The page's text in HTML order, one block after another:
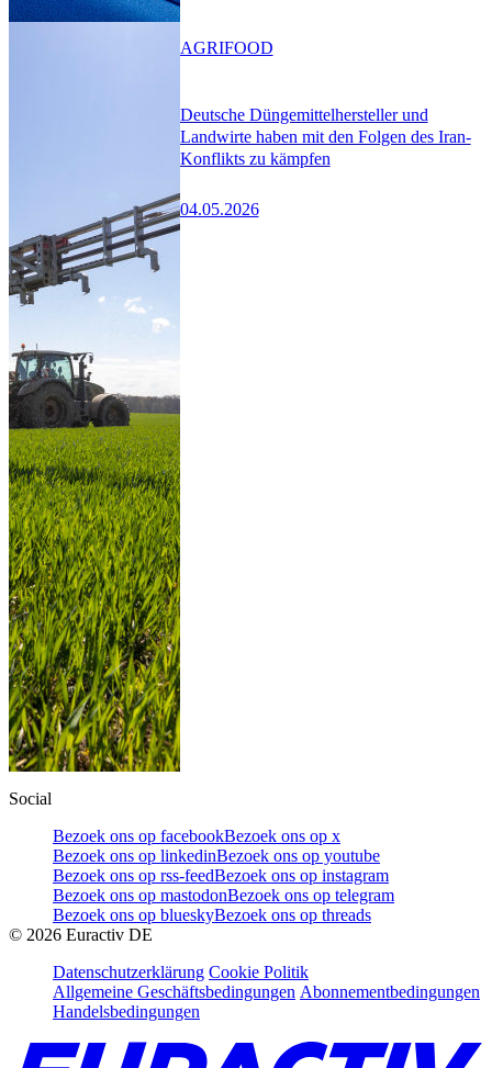
Deutsche Düngemittelhersteller und
Landwirte haben mit den Folgen des Iran-
Konflikts zu kämpfen
04.05.2026
AGRIFOOD
Social
Bezoek ons op facebookBezoek ons op x
Bezoek ons op linkedinBezoek ons op youtube
Bezoek ons op rss-feedBezoek ons op instagram
Bezoek ons op mastodonBezoek ons op telegram
Bezoek ons op blueskyBezoek ons op threads
© 2026 Euractiv DE
Datenschutzerklärung Cookie Politik
Allgemeine Geschäftsbedingungen Abonnementbedingungen
Handelsbedingungen